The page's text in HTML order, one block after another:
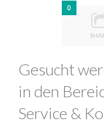
0
Gesucht
in den
Service &